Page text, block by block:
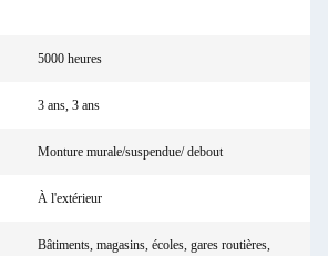
5000 heures
3 ans, 3 ans
Monture murale/suspendue/ debout
À l'extérieur
Bâtiments, magasins, écoles, gares routières,